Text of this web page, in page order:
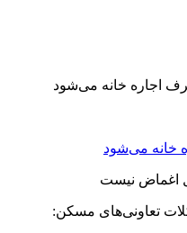
تعاونی‌های مسکن: